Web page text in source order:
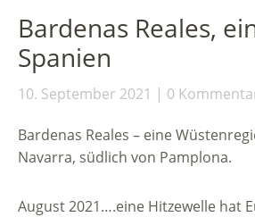
Bardenas Reales,
Spanien
10. September 2021 0
Bardenas Reales – eine
Navarra, südlich von Pamplona.
August 2021….eine Hitzewelle hat